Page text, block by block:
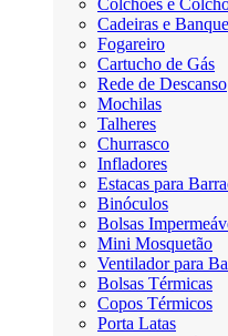
Colchões e
Cadeiras e
Fogareiro
Cartucho de Gás
Rede de Descanso
Mochilas
Talheres
Churrasco
Infladores
Estacas para
Binóculos
Bolsas
Mini Mosquetão
Ventilador para
Bolsas Térmicas
Copos Térmicos
Porta Latas